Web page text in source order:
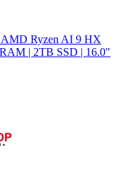
Ryzen AI 9 HX
| 2TB SSD | 16.0"